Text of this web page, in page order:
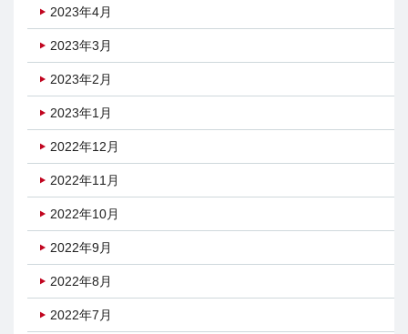
2023年4月
2023年3月
2023年2月
2023年1月
2022年12月
2022年11月
2022年10月
2022年9月
2022年8月
2022年7月